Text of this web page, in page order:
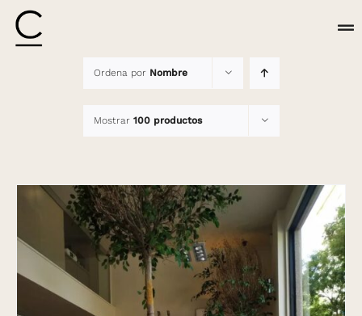
Saltar
contenido
Ordena por Nombre
Mostrar 100 productos